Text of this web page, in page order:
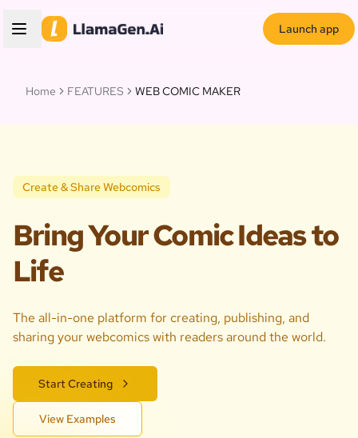
Launch app
Home FEATURES WEB COMIC MAKER
Create & Share Webcomics
Bring Your Comic Ideas to
Life
The all-in-one platform for creating, publishing, and
sharing your webcomics with readers around the world.
Start Creating
View Examples